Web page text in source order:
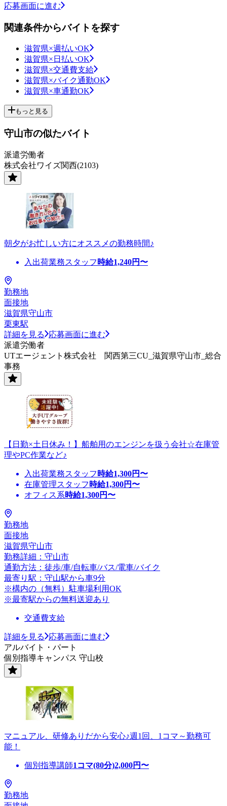
応募画面に進む
関連条件からバイトを探す
滋賀県×週払いOK
滋賀県×日払いOK
滋賀県×交通費支給
滋賀県×バイク通勤OK
滋賀県×車通勤OK
もっと見る
守山市の似たバイト
派遣労働者
株式会社ワイズ関西(2103)
朝夕がお忙しい方にオススメの勤務時間♪
入出荷業務スタッフ 時給1,240円〜
勤務地
面接地
滋賀県守山市
栗東駅
詳細を見る
応募画面に進む
派遣労働者
UTエージェント株式会社 関西第三CU_滋賀県守山市_総合
事務
【日勤×土日休み！】船舶用のエンジンを扱う会社☆在庫管
理やPC作業など♪
入出荷業務スタッフ 時給1,300円〜
在庫管理スタッフ 時給1,300円〜
オフィス系時給1,300円〜
勤務地
面接地
滋賀県守山市
勤務詳細：守山市
通勤方法：徒歩/車/自転車/バス/電車/バイク
最寄り駅：守山駅から車9分
※構内の（無料）駐車場利用OK
※最寄駅からの無料送迎あり
交通費支給
詳細を見る
応募画面に進む
アルバイト・パート
個別指導キャンパス 守山校
マニュアル、研修ありだから安心♪週1回、1コマ～勤務可
能！
個別指導講師1コマ(80分)2,000円〜
勤務地